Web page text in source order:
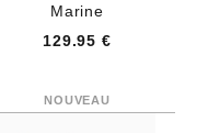
Marine
129.95 €